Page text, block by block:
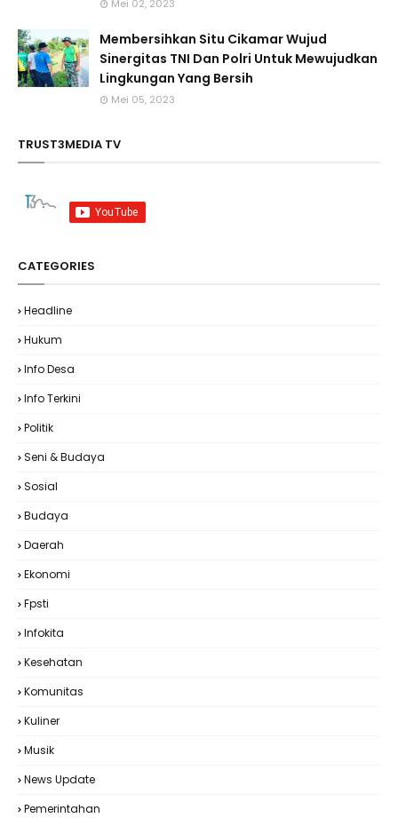
Mei 02, 2023
Membersihkan Situ Cikamar Wujud
Sinergitas TNI Dan Polri Untuk Mewujudkan
Lingkungan Yang Bersih
Mei 05, 2023
TRUST3MEDIA TV
CATEGORIES
Headline
Hukum
Info Desa
Info Terkini
Politik
Seni & Budaya
Sosial
Budaya
Daerah
Ekonomi
Fpsti
Infokita
Kesehatan
Komunitas
Kuliner
Musik
News Update
Pemerintahan